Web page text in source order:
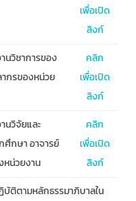
เพื่อเปิด
ลิงก์
วิชาการของ
กรของหน่วย
คลิก
เพื่อเปิด
ลิงก์
วิจัยและ
กษา อาจารย์
น่วยงาน
คลิก
เพื่อเปิด
ลิงก์
ติตามหลักธรรมาภิบาลใน